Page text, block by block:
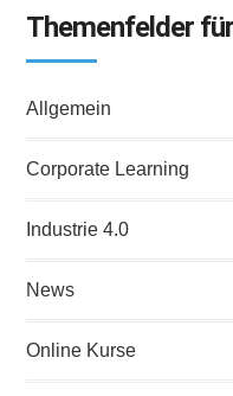
Themenfelder
Allgemein
Corporate Learning
Industrie 4.0
News
Online Kurse